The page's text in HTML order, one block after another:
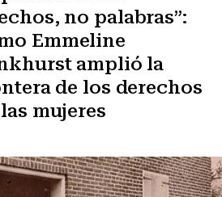
no palabras”:
Emmeline
amplió la
de los derechos
mujeres